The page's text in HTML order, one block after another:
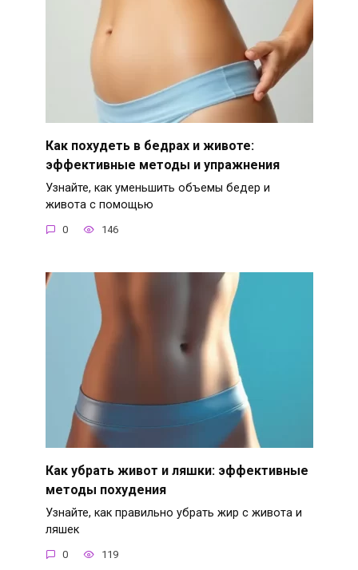
Как похудеть в бедрах и животе:
эффективные методы и упражнения
Узнайте, как уменьшить объемы бедер и
живота с помощью
0 146
Как убрать живот и ляшки: эффективные
методы похудения
Узнайте, как правильно убрать жир с живота и
ляшек
0 119